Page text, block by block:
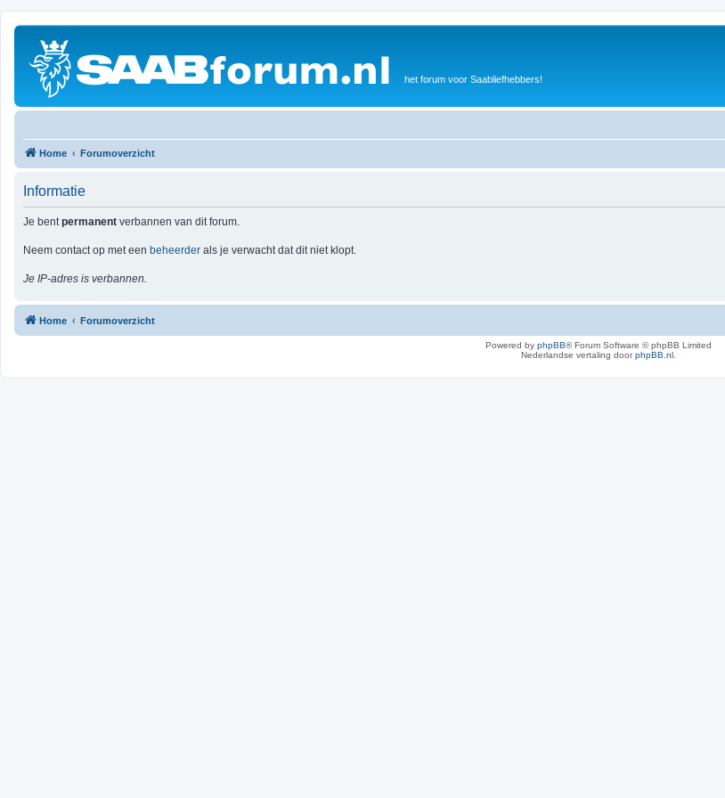
het forum voor Saabliefhebbers!
Home Forumoverzicht
Informatie
Je bentpermanent verbannen van dit forum.
Neem contact op met een beheerder als je verwacht dat dit niet klopt.
Je IP-adres is verbannen.
Home Forumoverzicht
Powered by phpBB® Forum Software © phpBB Limited
Nederlandse vertaling doorphpBB.nl